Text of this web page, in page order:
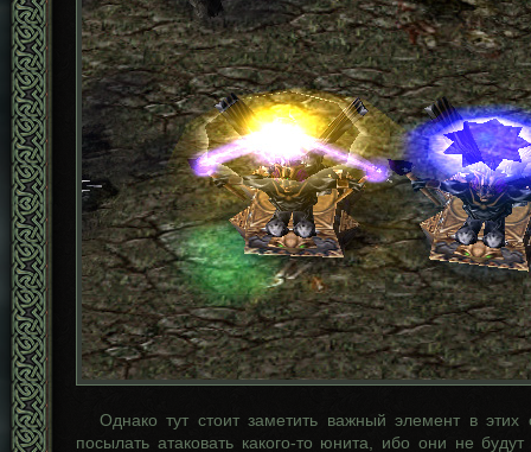
Однако тут стоит заметить важный элемент в этих
посылать атаковать какого-то юнита, ибо они не будут